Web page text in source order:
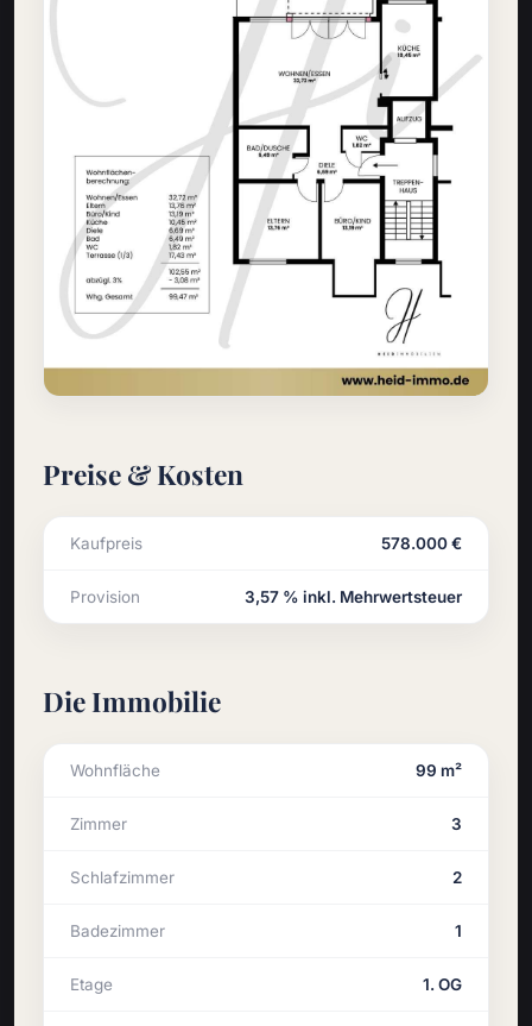
Preise & Kosten
Kaufpreis 578.000 €
Provision 3,57 % inkl. Mehrwertsteuer
Die Immobilie
Wohnfläche 99 m²
Zimmer 3
Schlafzimmer 2
Badezimmer 1
Etage 1. OG